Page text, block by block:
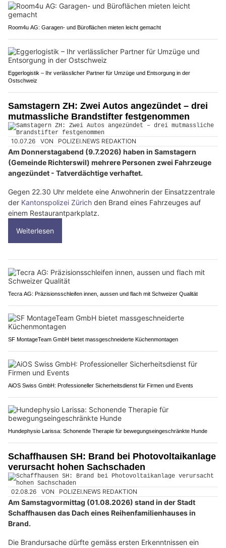
Room4u AG: Garagen- und Büroflächen mieten leicht gemacht
Eggerlogistik – Ihr verlässlicher Partner für Umzüge und Entsorgung in der
Ostschweiz
Samstagern ZH: Zwei Autos angezündet – drei
mutmassliche Brandstifter festgenommen
10.07.26 VON POLIZEI.NEWS REDAKTION
Am Donnerstagabend (9.7.2026) haben in Samstagern
(Gemeinde Richterswil) mehrere Personen zwei Fahrzeuge
angezündet - Tatverdächtige verhaftet.
Gegen 22.30 Uhr meldete eine Anwohnerin der Einsatzzentrale
der Kantonspolizei Zürich den Brand eines Fahrzeuges auf
einem Restaurantparkplatz.
Weiterlesen
Tecra AG: Präzisionsschleifen innen, aussen und flach mit Schweizer Qualität
SF MontageTeam GmbH bietet massgeschneiderte Küchenmontagen
AiOS Swiss GmbH: Professioneller Sicherheitsdienst für Firmen und Events
Hundephysio Larissa: Schonende Therapie für bewegungseingeschränkte Hunde
Schaffhausen SH: Brand bei Photovoltaikanlage
verursacht hohen Sachschaden
02.08.26 VON POLIZEI.NEWS REDAKTION
Am Samstagvormittag (01.08.2026) stand in der Stadt
Schaffhausen das Dach eines Reihenfamilienhauses in
Brand.
Die Brandursache dürfte gemäss ersten Erkenntnissen ein